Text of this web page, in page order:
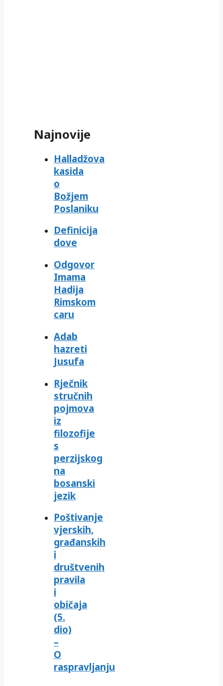
Najnovije
Halladžova
kasida
o
Božjem
Poslaniku
Definicija
dove
Odgovor
Imama
Hadija
Rimskom
caru
Adab
hazreti
Jusufa
Rječnik
stručnih
pojmova
iz
filozofije
s
perzijskog
na
bosanski
jezik
Poštivanje
vjerskih,
građanskih
i
društvenih
pravila
i
običaja
(5.
dio)
–
O
raspravljanju